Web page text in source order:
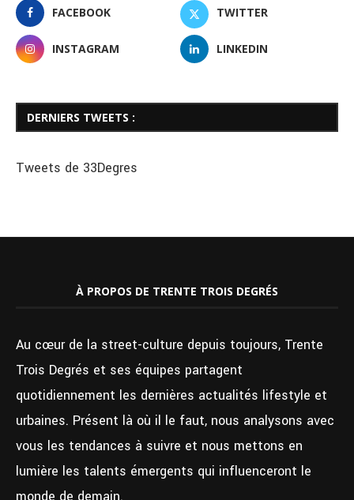
FACEBOOK TWITTER
INSTAGRAM LINKEDIN
DERNIERS TWEETS :
Tweets de 33Degres
À PROPOS DE TRENTE TROIS DEGRÉS
Au cœur de la street-culture depuis toujours, Trente
Trois Degrés et ses équipes partagent
quotidiennement les dernières actualités lifestyle et
urbaines. Présent là où il le faut, nous analysons avec
vous les tendances à suivre et nous mettons en
lumière les talents émergents qui influenceront le